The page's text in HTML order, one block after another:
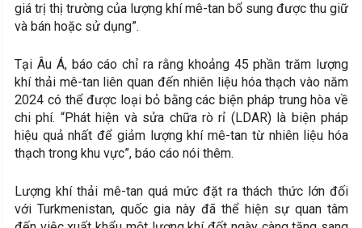
giá trị thị trường của lượng khí mê-tan bổ sung được thu giữ
và bán hoặc sử dụng”.
Tại Âu Á, báo cáo chỉ ra rằng khoảng 45 phần trăm lượng
khí thải mê-tan liên quan đến nhiên liệu hóa thạch vào năm
2024 có thể được loại bỏ bằng các biện pháp trung hòa về
chi phí. “Phát hiện và sửa chữa rò rỉ (LDAR) là biện pháp
hiệu quả nhất để giảm lượng khí mê-tan từ nhiên liệu hóa
thạch trong khu vực”, báo cáo nói thêm.
Lượng khí thải mê-tan quá mức đặt ra thách thức lớn đối
với Turkmenistan, quốc gia này đã thể hiện sự quan tâm